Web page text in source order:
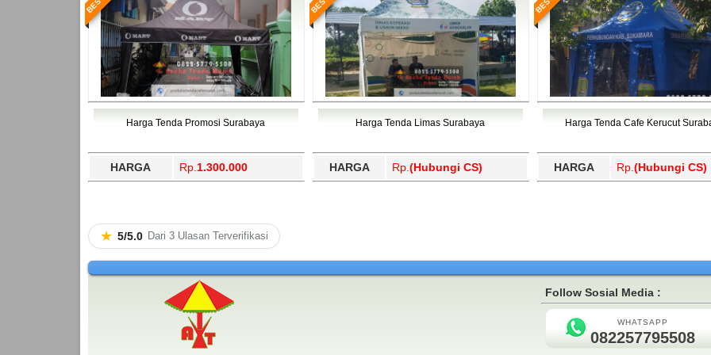
Harga Tenda Promosi Surabaya
HARGA Rp. 1.300.000
Harga Tenda Limas Surabaya
HARGA Rp. (Hubungi CS)
Harga Tenda Cafe Kerucut
HARGA Rp. (Hubungi CS)
★ 5/5.0 Dari 3 Ulasan Terverifikasi
Follow Sosial Media :
WHATSAPP
082257795508